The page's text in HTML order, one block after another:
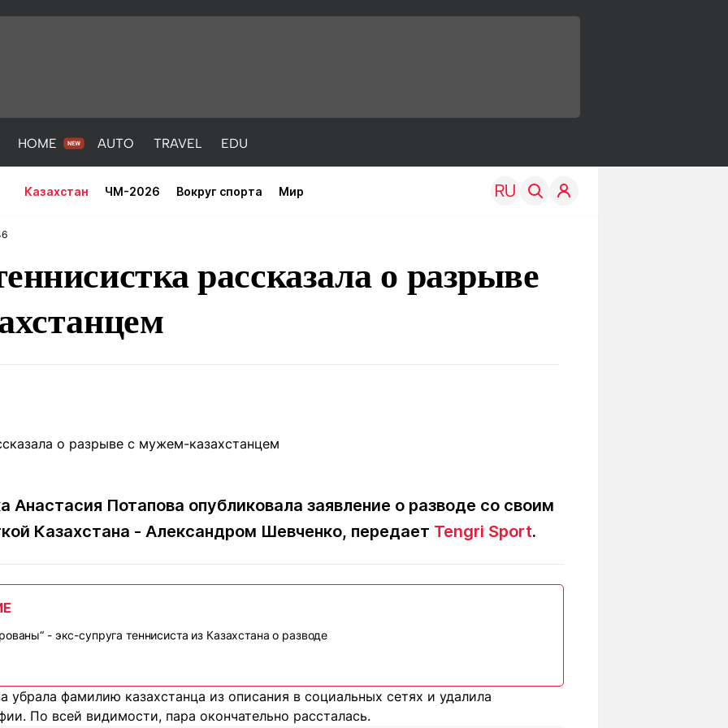
HOME AUTO TRAVEL EDU
Казахстан ЧМ-2026 Вокруг спорта Мир
(700) 3 888 188
рассказала о разрыве
Анастасия Потапова опубликовала заявление о разводе со своим
Казахстана - Александром Шевченко, передает Tengri Sport.
- экс-супруга теннисиста из Казахстана о разводе
убрала фамилию казахстанца из описания в социальных сетях и удалила
По всей видимости, пара окончательно рассталась.